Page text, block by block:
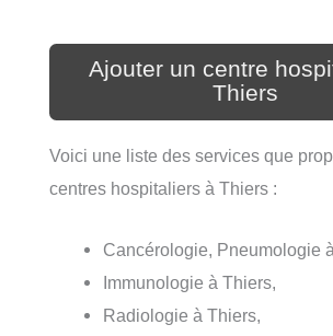
Ajouter un centre
Thiers
Voici une liste des services que
centres hospitaliers à Thiers :
Cancérologie, Pneumologie
Immunologie à Thiers,
Radiologie à Thiers,